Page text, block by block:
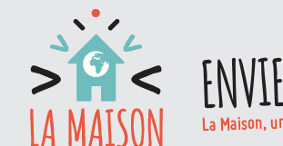
La Maison,